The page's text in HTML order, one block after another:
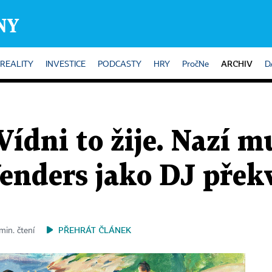
REALITY INVESTICE PODCASTY HRY PročNe ARCHIV
to žije. Nazí
jako DJ
čtení PŘEHRÁT ČLÁNEK